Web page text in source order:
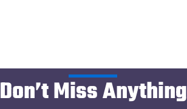
Don’t Miss Anything